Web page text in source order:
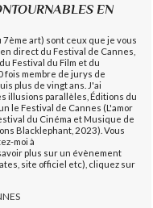
EN
art) sont ceux que je vous
direct du Festival de Cannes,
Festival du Film et du
fois membre de jurys de
plus de vingt ans. J'ai
illusions parallèles, Éditions du
le Festival de Cannes (L'amor
du Cinéma et Musique de
Blacklephant, 2023). Vous
moi à
plus sur un évènement
site officiel etc), cliquez sur